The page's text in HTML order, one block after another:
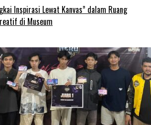
Inspirasi Lewat Kanvas” dalam Ruang
di Museum